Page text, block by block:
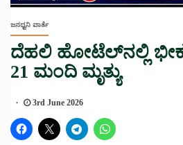
ಜನಧ್ವನಿ ವಾರ್ತೆ
ದೆಹಲಿ ಹೋಟೆಲ್‌ನಲ್ಲಿ
21 ಮಂದಿ ಮೃತ್ಯು
3rd June 2026